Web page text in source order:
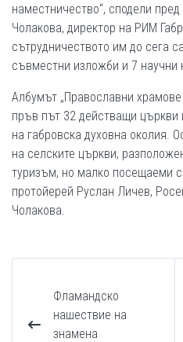
наместничество“, сподели
Чолакова, директор на РИМ
сътрудничеството им до сега
съвместни изложби и 7 научни
Албумът „Православни храмове
пръв път 32 действащи църкви
на габровска духовна околия.
на селските църкви,
туризъм, но малко посещаеми
протойерей Руслан Личев,
Чолакова.
Фламандско
нашествие на
знамена